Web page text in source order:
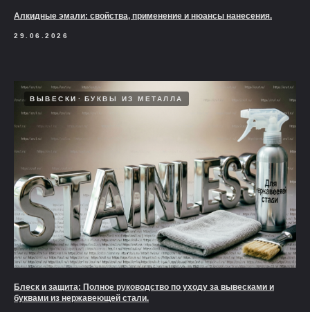
Алкидные эмали: свойства, применение и нюансы нанесения.
29.06.2026
ВЫВЕСКИ БУКВЫ ИЗ МЕТАЛЛА
Блеск и защита: Полное руководство по уходу за вывесками и
буквами из нержавеющей стали.